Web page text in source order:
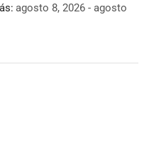
agosto 8, 2026 - agosto